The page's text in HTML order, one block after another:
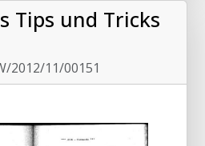
Tips und Tricks
2012/11/00151